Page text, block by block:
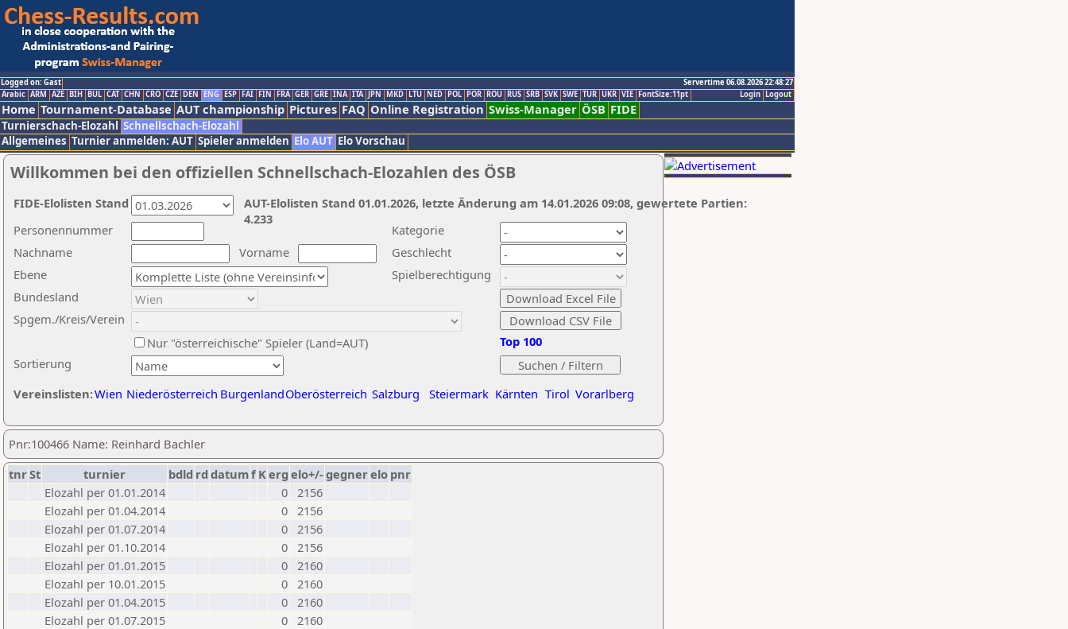
Logged on: Gast
Servertime 06.08.2026 22:48:27
Logout
Login
Arabic ARM AZE BIH BUL CAT CHN CRO CZE DEN ENG ESP FAI FIN FRA GER GRE INA ITA JPN MKD LTU NED POL POR ROU RUS SRB SVK SWE TUR UKR VIE FontSize:11pt
Home Tournament-Database AUT championship Pictures FAQ Online Registration Swiss-Manager ÖSB FIDE
Turnierschach-Elozahl Schnellschach-Elozahl
Allgemeines Turnier anmelden: AUT Spieler anmelden Elo AUT Elo Vorschau
Willkommen bei den offiziellen Schnellschach-Elozahlen des ÖSB
Nachname
Vorname
Ebene
Kategorie
Sortierung
Personennummer
Bundesland
Spgem./Kreis/Verein
Geschlecht
Nur "österreichische" Spieler (Land=AUT)
Spielberechtigung
Vereinslisten:Wien Niederösterreich BurgenlandOberösterreich Salzburg Steiermark Kärnten Tirol Vorarlberg
Top 100
AUT-Elolisten Stand 01.01.2026, letzte Änderung am 14.01.2026 09:08, gewertete Partien:
4.233
FIDE-Elolisten Stand
Pnr:100466 Name: Reinhard Bachler
tnrSt turnier bdld rd datumf Kerg elo+/-gegnerelo pnr
Elozahl per 01.01.2014
0 2156
Elozahl per 01.04.2014
0 2156
Elozahl per 01.07.2014
0 2156
Elozahl per 01.10.2014
0 2156
Elozahl per 01.01.2015
0 2160
Elozahl per 10.01.2015
0 2160
Elozahl per 01.04.2015
0 2160
Elozahl per 01.07.2015
0 2160